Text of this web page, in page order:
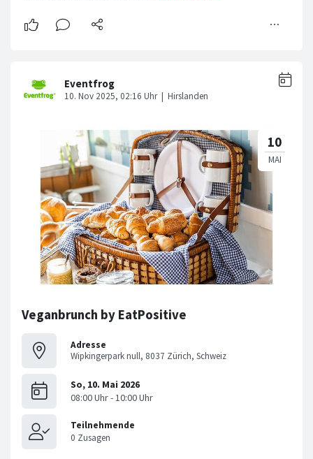
Veganbrunch by EatPositive
Adresse
Wipkingerpark null, 8037 Zürich, Schweiz